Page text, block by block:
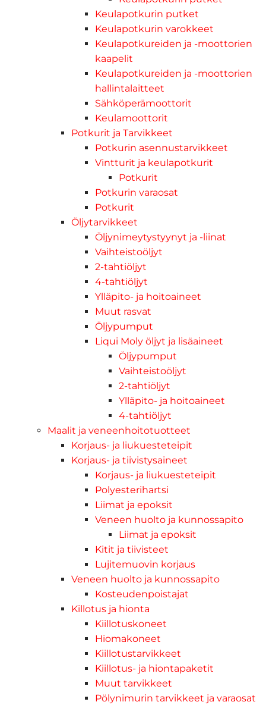
Keulapotkurin putket
Keulapotkurin varokkeet
Keulapotkureiden ja -moottorien
kaapelit
Keulapotkureiden ja -moottorien
hallintalaitteet
Sähköperämoottorit
Keulamoottorit
Potkurit ja Tarvikkeet
Potkurin asennustarvikkeet
Vintturit ja keulapotkurit
Potkurit
Potkurin varaosat
Potkurit
Öljytarvikkeet
Öljynimeytystyynyt ja -liinat
Vaihteistoöljyt
2-tahtiöljyt
4-tahtiöljyt
Ylläpito- ja hoitoaineet
Muut rasvat
Öljypumput
Liqui Moly öljyt ja lisäaineet
Öljypumput
Vaihteistoöljyt
2-tahtiöljyt
Ylläpito- ja hoitoaineet
4-tahtiöljyt
Maalit ja veneenhoitotuotteet
Korjaus- ja liukuesteteipit
Korjaus- ja tiivistysaineet
Korjaus- ja liukuesteteipit
Polyesterihartsi
Liimat ja epoksit
Veneen huolto ja kunnossapito
Liimat ja epoksit
Kitit ja tiivisteet
Lujitemuovin korjaus
Veneen huolto ja kunnossapito
Kosteudenpoistajat
Killotus ja hionta
Kiillotuskoneet
Hiomakoneet
Kiillotustarvikkeet
Kiillotus- ja hiontapaketit
Muut tarvikkeet
Pölynimurin tarvikkeet ja varaosat